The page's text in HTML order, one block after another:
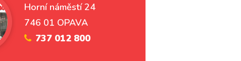
Horní náměstí 24
746 01 OPAVA
737 012 800